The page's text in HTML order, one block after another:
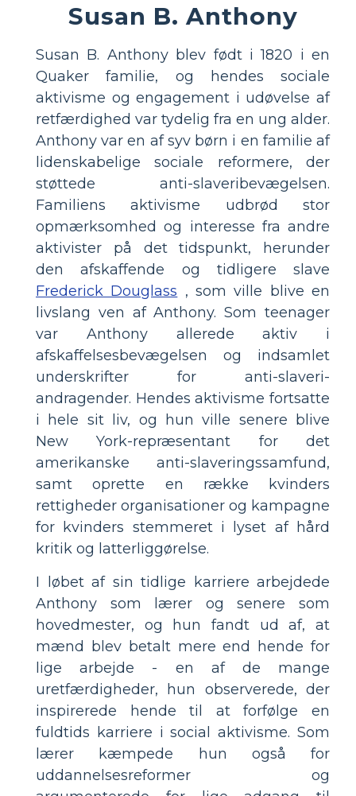
Susan B. Anthony
Susan B. Anthony blev født i 1820 i en
Quaker familie, og hendes sociale
aktivisme og engagement i udøvelse af
retfærdighed var tydelig fra en ung alder.
Anthony var en af ​​syv børn i en familie af
lidenskabelige sociale reformere, der
støttede anti-slaveribevægelsen.
Familiens aktivisme udbrød stor
opmærksomhed og interesse fra andre
aktivister på det tidspunkt, herunder
den afskaffende og tidligere slave
Frederick Douglass , som ville blive en
livslang ven af ​​Anthony. Som teenager
var Anthony allerede aktiv i
afskaffelsesbevægelsen og indsamlet
underskrifter for anti-slaveri-
andragender. Hendes aktivisme fortsatte
i hele sit liv, og hun ville senere blive
New York-repræsentant for det
amerikanske anti-slaveringssamfund,
samt oprette en række kvinders
rettigheder organisationer og kampagne
for kvinders stemmeret i lyset af hård
kritik og latterliggørelse.
I løbet af sin tidlige karriere arbejdede
Anthony som lærer og senere som
hovedmester, og hun fandt ud af, at
mænd blev betalt mere end hende for
lige arbejde - en af ​​de mange
uretfærdigheder, hun observerede, der
inspirerede hende til at forfølge en
fuldtids karriere i social aktivisme. Som
lærer kæmpede hun også for
uddannelsesreformer og